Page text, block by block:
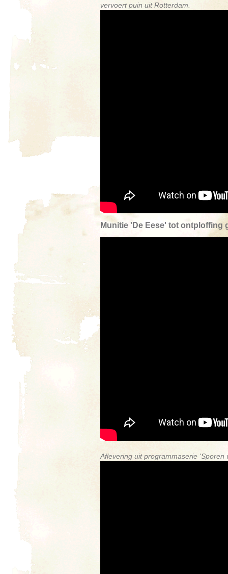
vervoert puin uit Rotterdam.
Munitie 'De Eese' tot ontploffing
Aflevering uit programmaserie 'Sporen